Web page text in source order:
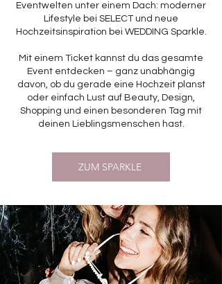
Eventwelten unter einem Dach: moderner
Lifestyle bei SELECT und neue
Hochzeitsinspiration bei WEDDING Sparkle.
Mit einem Ticket kannst du das gesamte
Event entdecken – ganz unabhängig
davon, ob du gerade eine Hochzeit planst
oder einfach Lust auf Beauty, Design,
Shopping und einen besonderen Tag mit
deinen Lieblingsmenschen hast.
ZUM SPARKLE